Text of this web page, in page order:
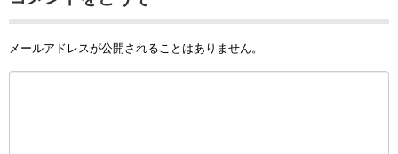
メールアドレスが公開されることはありません。